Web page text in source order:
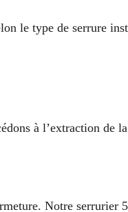
le type de serrure
à l’extraction de
Notre serrurier